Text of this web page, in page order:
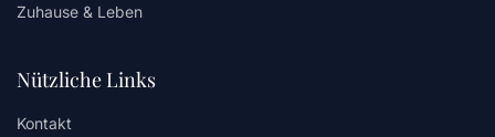
Zuhause & Leben
Nützliche Links
Kontakt